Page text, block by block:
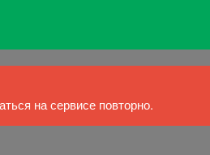
на сервисе повторно.